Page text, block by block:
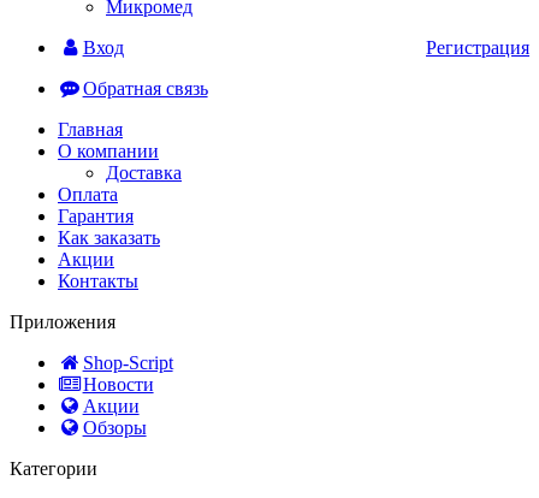
Микромед
Регистрация
Вход
Обратная связь
Главная
О компании
Доставка
Оплата
Гарантия
Как заказать
Акции
Контакты
Приложения
Shop-Script
Новости
Акции
Обзоры
Категории